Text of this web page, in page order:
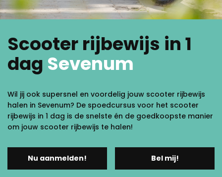
Scooter rijbewijs in 1
dag Sevenum
Wil jij ook supersnel en voordelig jouw scooter rijbewijs
halen in Sevenum? De spoedcursus voor het scooter
rijbewijs in 1 dag is de snelste én de goedkoopste manier
om jouw scooter rijbewijs te halen!
Nu aanmelden! Bel mij!